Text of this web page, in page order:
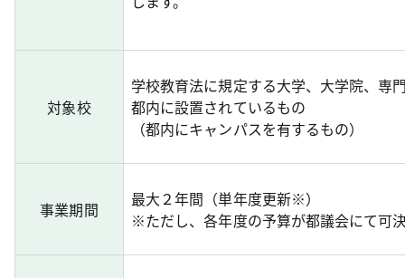
対象校
学校教育法に規定する大学、大学院、専
都内に設置されているもの
（都内にキャンパスを有するも
事業期間
最大２年間（単年度更新※）
※ただし、各年度の予算が都議会にて可